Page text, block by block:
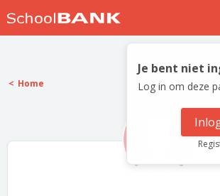
Nostalgische verhalen
Log in
Meld je gratis aan
Je bent niet
Log in om deze
Home